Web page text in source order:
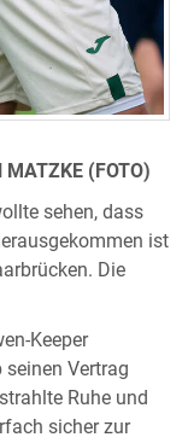
MATZKE (FOTO)
sehen, dass
ist
Die
Keeper
Vertrag
Ruhe und
sicher zur